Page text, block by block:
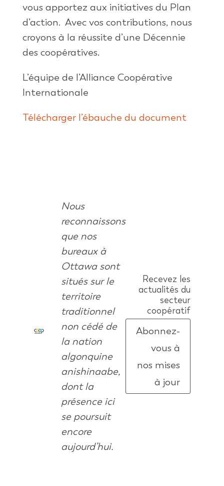
vous apportez aux initiatives du Plan
d’action. Avec vos contributions, nous
croyons à la réussite d’une Décennie
des coopératives.
L’équipe de l’Alliance Coopérative
Internationale
Télécharger l’ébauche du document
Nous
reconnaissons
que nos
bureaux à
Ottawa sont
situés sur le
territoire
traditionnel
non cédé de
la nation
algonquine
anishinaabe,
dont la
présence ici
se poursuit
encore
aujourd’hui.
Recevez les
actualités du
secteur
coopératif
Abonnez-
vous à
nos mises
à jour